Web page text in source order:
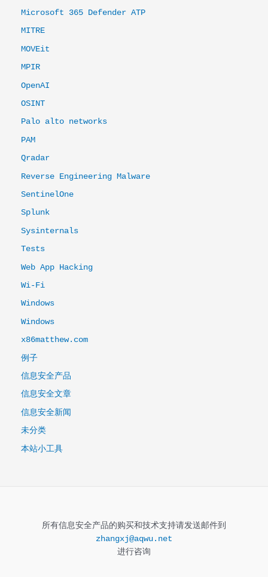
Microsoft 365 Defender ATP
MITRE
MOVEit
MPIR
OpenAI
OSINT
Palo alto networks
PAM
Qradar
Reverse Engineering Malware
SentinelOne
Splunk
Sysinternals
Tests
Web App Hacking
Wi-Fi
Windows
Windows
x86matthew.com
例子
信息安全产品
信息安全文章
信息安全新闻
未分类
本站小工具
所有信息安全产品的购买和技术支持请发送邮件到
zhangxj@aqwu.net
进行咨询